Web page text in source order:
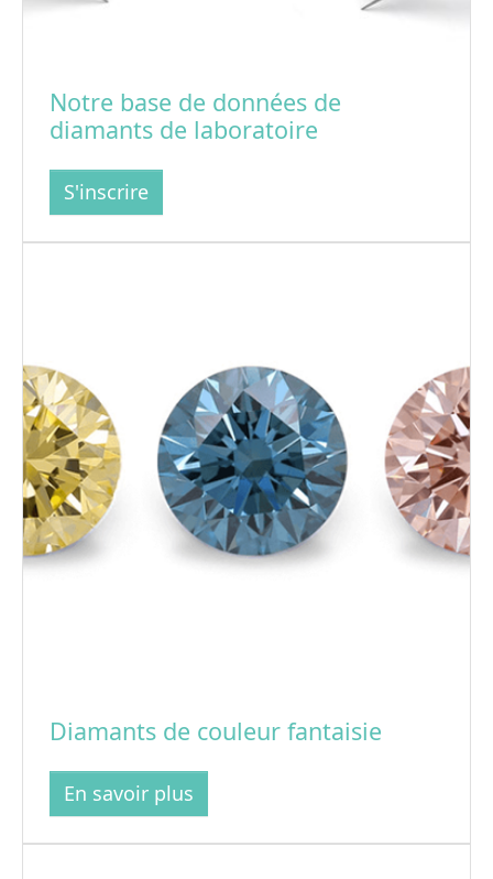
Notre base de données de
diamants de laboratoire
S'inscrire
Diamants de couleur fantaisie
En savoir plus